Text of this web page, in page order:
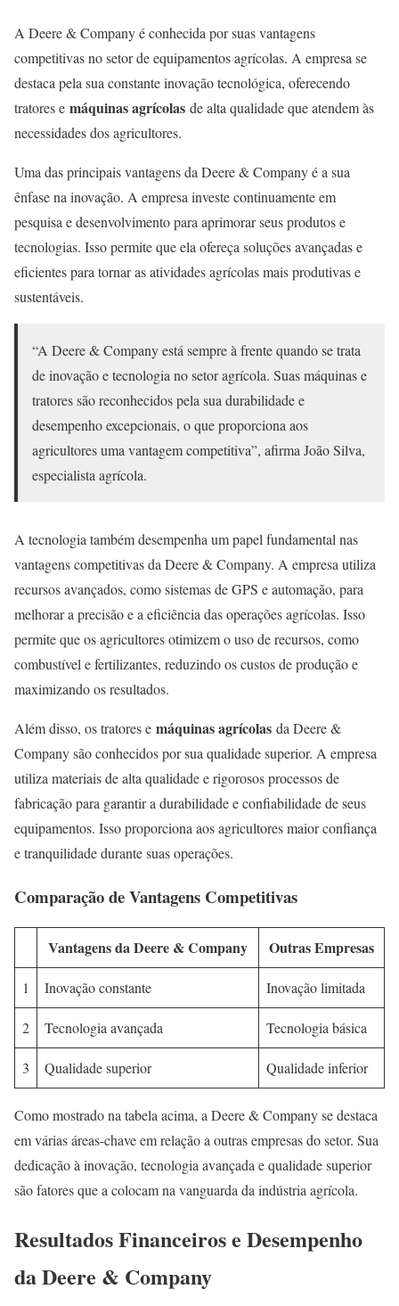
A Deere & Company é conhecida por suas vantagens
competitivas no setor de equipamentos agrícolas. A empresa se
destaca pela sua constante inovação tecnológica, oferecendo
tratores e máquinas agrícolas de alta qualidade que atendem às
necessidades dos agricultores.
Uma das principais vantagens da Deere & Company é a sua
ênfase na inovação. A empresa investe continuamente em
pesquisa e desenvolvimento para aprimorar seus produtos e
tecnologias. Isso permite que ela ofereça soluções avançadas e
eficientes para tornar as atividades agrícolas mais produtivas e
sustentáveis.
“A Deere & Company está sempre à frente quando se trata
de inovação e tecnologia no setor agrícola. Suas máquinas e
tratores são reconhecidos pela sua durabilidade e
desempenho excepcionais, o que proporciona aos
agricultores uma vantagem competitiva”, afirma João Silva,
especialista agrícola.
A tecnologia também desempenha um papel fundamental nas
vantagens competitivas da Deere & Company. A empresa utiliza
recursos avançados, como sistemas de GPS e automação, para
melhorar a precisão e a eficiência das operações agrícolas. Isso
permite que os agricultores otimizem o uso de recursos, como
combustível e fertilizantes, reduzindo os custos de produção e
maximizando os resultados.
Além disso, os tratores e máquinas agrícolas da Deere &
Company são conhecidos por sua qualidade superior. A empresa
utiliza materiais de alta qualidade e rigorosos processos de
fabricação para garantir a durabilidade e confiabilidade de seus
equipamentos. Isso proporciona aos agricultores maior confiança
e tranquilidade durante suas operações.
Comparação de Vantagens Competitivas
Vantagens da Deere & Company Outras Empresas
1 Inovação constante Inovação limitada
2 Tecnologia avançada Tecnologia básica
3 Qualidade superior Qualidade inferior
Como mostrado na tabela acima, a Deere & Company se destaca
em várias áreas-chave em relação a outras empresas do setor. Sua
dedicação à inovação, tecnologia avançada e qualidade superior
são fatores que a colocam na vanguarda da indústria agrícola.
Resultados Financeiros e Desempenho
da Deere & Company